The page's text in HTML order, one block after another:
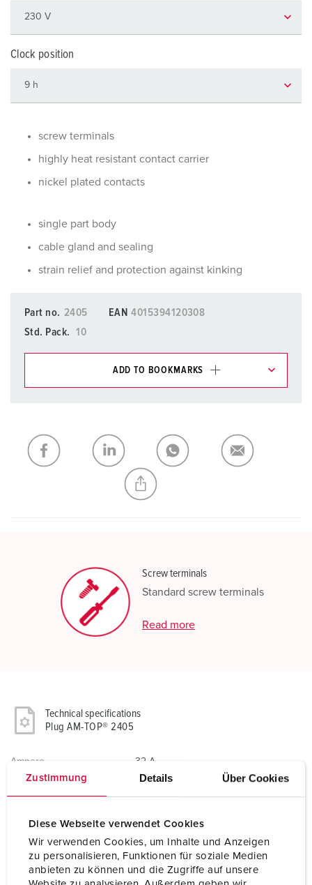
Zustimmung Details Über Cookies
Diese Webseite verwendet Cookies
Wir verwenden Cookies, um Inhalte und Anzeigen
zu personalisieren, Funktionen für soziale Medien
anbieten zu können und die Zugriffe auf unsere
Clock position
screw terminals
highly heat resistant contact carrier
nickel plated contacts
single part body
cable gland and sealing
strain relief and protection against kinking
Part no. 2405 EAN 4015394120308
Std. Pack.
10
ADD TO BOOKMARKS
My list ADD
CREATE A NEW LIST
Screw terminals
Standard screw terminals
Read more
Technical specifications
Plug AM-TOP® 2405
Ampere 32 A
Voltage 230 V
Clock position 9 h
Hertz 50-60 Hz